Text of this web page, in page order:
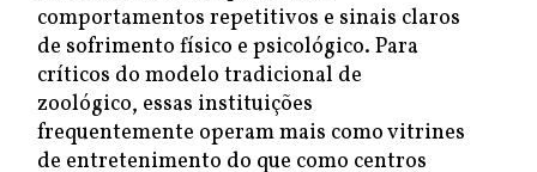
comportamentos repetitivos e sinais claros
de sofrimento físico e psicológico. Para
críticos do modelo tradicional de
zoológico, essas instituições
frequentemente operam mais como vitrines
de entretenimento do que como centros